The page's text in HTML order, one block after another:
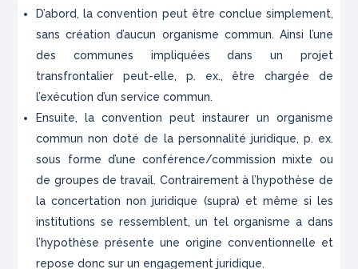
D’abord, la convention peut être conclue simplement,
sans création d’aucun organisme commun. Ainsi l’une
des communes impliquées dans un projet
transfrontalier peut-elle, p. ex., être chargée de
l’exécution d’un service commun.
Ensuite, la convention peut instaurer un organisme
commun non doté de la personnalité juridique, p. ex.
sous forme d’une conférence/commission mixte ou
de groupes de travail. Contrairement à l’hypothèse de
la concertation non juridique (supra) et même si les
institutions se ressemblent, un tel organisme a dans
l’hypothèse présente une origine conventionnelle et
repose donc sur un engagement juridique.